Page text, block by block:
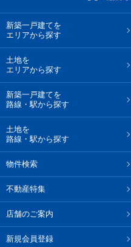
新築一戸建てを
エリアから探す
土地を
エリアから探す
新築一戸建てを
路線・駅から探す
土地を
路線・駅から探す
物件検索
不動産特集
店舗のご案内
新規会員登録